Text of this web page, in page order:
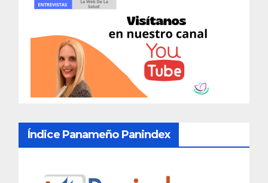
Índice Panameño Panindex